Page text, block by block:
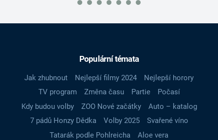
Populární témata
Jak zhubnout Nejlepší filmy 2024
Nejlepší horory
TV program
Změna času Partie
Počasí
Kdy budou volby
ZOO Nové začátky
Auto – katalog
7 pádů Honzy Dědka
Volby 2025
Svařené víno
Tatarák podle Pohlreicha
Aloe vera